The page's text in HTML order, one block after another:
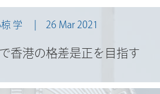
学 26 Mar 2021
香港の格差是正を目指す